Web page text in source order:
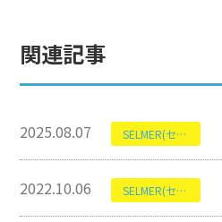
関連記事
2025.08.07 SELMER(セルマー)
2022.10.06 SELMER(セルマー)